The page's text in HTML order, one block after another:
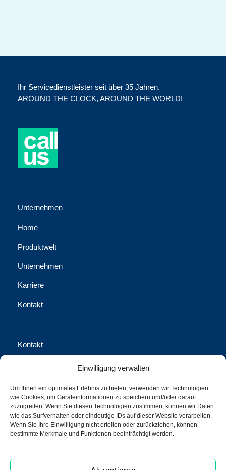
Einwilligung verwalten
Um Ihnen ein optimales Erlebnis zu bieten, verwenden wir Technologien
wie Cookies, um Geräteinformationen zu speichern und/oder darauf
zuzugreifen. Wenn Sie diesen Technologien zustimmen, können wir Daten
wie das Surfverhalten oder eindeutige IDs auf dieser Website verarbeiten.
Wenn Sie Ihre Einwilligung nicht erteilen oder zurückziehen, können
bestimmte Merkmale und Funktionen beeinträchtigt werden.
Ihr Servicedienstleister seit über 35 Jahren.
AROUND THE CLOCK, AROUND THE WORLD!
Unternehmen
Home
Produktwelt
Unternehmen
Karriere
Kontakt
Kontakt
Waschhausgasse 2, 1020 Wien
office@call-us-assistance.com​
+43 (1) 316 70-0
+43 (1) 316 70-100 Fax